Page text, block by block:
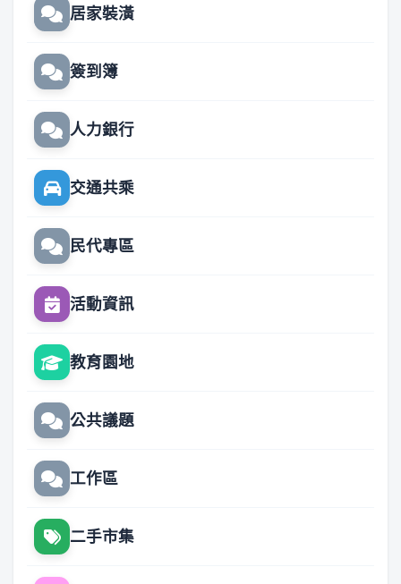
居家裝潢
簽到簿
人力銀行
交通共乘
民代專區
活動資訊
教育園地
公共議題
工作區
二手市集